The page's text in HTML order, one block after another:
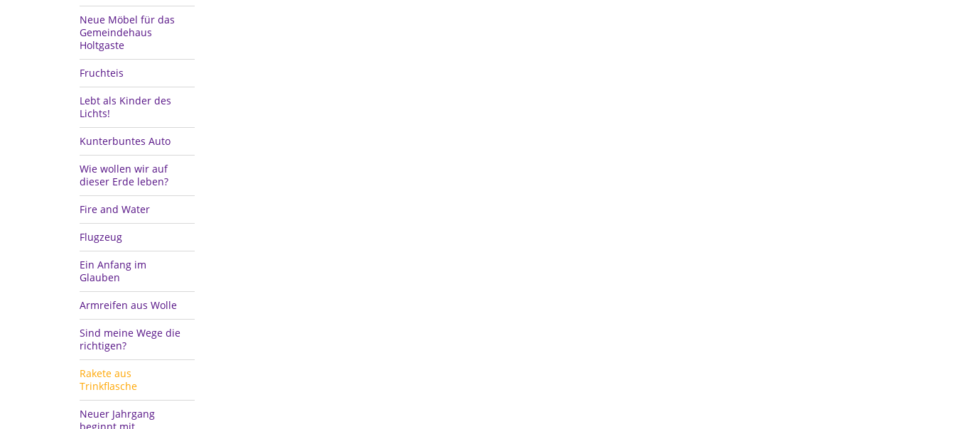
Neue Möbel für das
Gemeindehaus
Holtgaste
Fruchteis
Lebt als Kinder des
Lichts!
Kunterbuntes Auto
Wie wollen wir auf
dieser Erde leben?
Fire and Water
Flugzeug
Ein Anfang im
Glauben
Armreifen aus Wolle
Sind meine Wege die
richtigen?
Rakete aus
Trinkflasche
Neuer Jahrgang